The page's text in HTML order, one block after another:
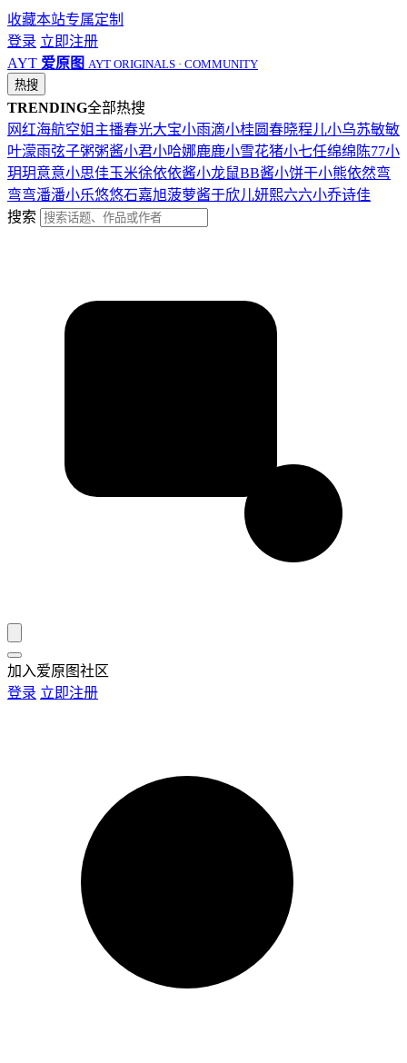
收藏本站专属定制
登录 立即注册
AYT 爱原图 AYT ORIGINALS · COMMUNITY
热搜
TRENDING全部热搜
网红海航空姐 主播春光大宝小雨滴小桂圆春晓程儿小乌苏敏敏
叶濛雨弦子粥粥酱小君小哈娜鹿鹿小雪花猪小七任绵绵 陈77小
玥玥意意小思佳玉米徐依依酱小龙鼠BB酱小饼干小熊依然弯
弯弯潘潘小乐悠悠石嘉旭菠萝酱于欣儿妍熙六六小乔诗佳
搜索
加入爱原图社区
登录 立即注册